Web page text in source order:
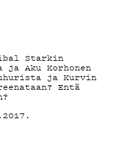
Starkin
Aku Korhonen
ja Kurvin
Entä